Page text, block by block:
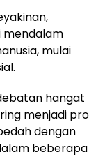
mendalam
mulai
hangat
menjadi pro
dengan
beberapa